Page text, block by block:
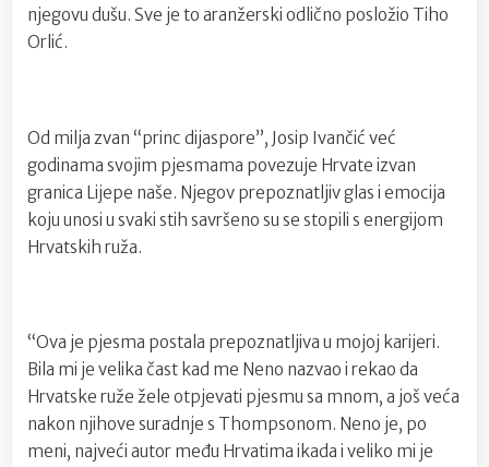
njegovu dušu. Sve je to aranžerski odlično posložio Tiho
Orlić.
Od milja zvan “princ dijaspore”, Josip Ivančić već
godinama svojim pjesmama povezuje Hrvate izvan
granica Lijepe naše. Njegov prepoznatljiv glas i emocija
koju unosi u svaki stih savršeno su se stopili s energijom
Hrvatskih ruža.
“Ova je pjesma postala prepoznatljiva u mojoj karijeri.
Bila mi je velika čast kad me Neno nazvao i rekao da
Hrvatske ruže žele otpjevati pjesmu sa mnom, a još veća
nakon njihove suradnje s Thompsonom. Neno je, po
meni, najveći autor među Hrvatima ikada i veliko mi je